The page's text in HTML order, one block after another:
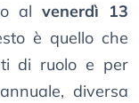
al venerdì 13
è quello che
di ruolo e per
diversa